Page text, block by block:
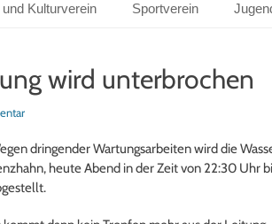
Kulturverein Sportverein
wird unterbrochen
dringender Wartungsarbeiten wird die
heute Abend in der Zeit von 22:30 Uhr